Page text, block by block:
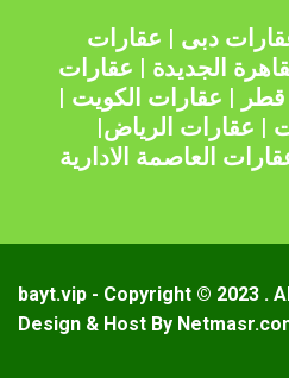
دبى | عقارات
الجديدة | عقارات
| عقارات الكويت |
| عقارات الرياض|
العاصمة الادارية
© bayt.vip - Copyright © 2023 .
Design & Host By